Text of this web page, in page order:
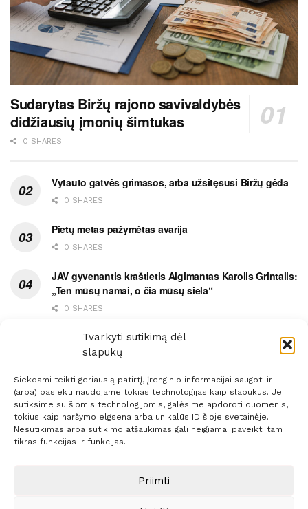
Tvarkyti sutikimą dėl
slapukų
Siekdami teikti geriausią patirtį, įrenginio informacijai saugoti ir
(arba) pasiekti naudojame tokias technologijas kaip slapukus. Jei
sutiksime su šiomis technologijomis, galėsime apdoroti duomenis,
tokius kaip naršymo elgsena arba unikalūs ID šioje svetainėje.
Nesutikimas arba sutikimo atšaukimas gali neigiamai paveikti tam
tikras funkcijas ir funkcijas.
Priimti
Sudarytas Biržų rajono savivaldybės
didžiausių įmonių šimtukas
0 SHARES
Vytauto gatvės grimasos, arba užsitęsusi Biržų gėda
0 SHARES
Pietų metas pažymėtas avarija
0 SHARES
JAV gyvenantis kraštietis Algimantas Karolis Grintalis:
„Ten mūsų namai, o čia mūsų siela“
0 SHARES
Ypatingas dviejų medikių likimo ryšys
0 SHARES
Prenumerata Reklama
Sprendimas:ITBrolis